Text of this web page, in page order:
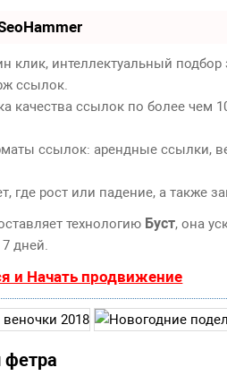
клик, интеллектуальный
ссылок.
качества ссылок по более чем
ссылок: арендные ссылки,
где рост или падение, а также
технологию Буст, она
дней.
и Начать продвижение
фетра